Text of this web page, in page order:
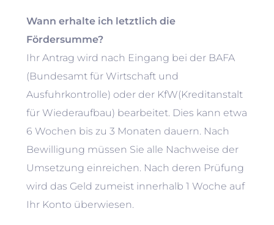
Wann erhalte ich letztlich die
Fördersumme?
Ihr Antrag wird nach Eingang bei der BAFA
(Bundesamt für Wirtschaft und
Ausfuhrkontrolle) oder der KfW(Kreditanstalt
für Wiederaufbau) bearbeitet. Dies kann etwa
6 Wochen bis zu 3 Monaten dauern. Nach
Bewilligung müssen Sie alle Nachweise der
Umsetzung einreichen. Nach deren Prüfung
wird das Geld zumeist innerhalb 1 Woche auf
Ihr Konto überwiesen.